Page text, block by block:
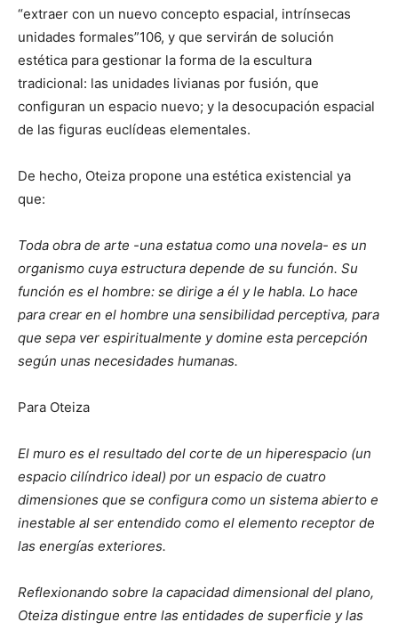
“extraer con un nuevo concepto espacial, intrínsecas
unidades formales”106, y que servirán de solución
estética para gestionar la forma de la escultura
tradicional: las unidades livianas por fusión, que
configuran un espacio nuevo; y la desocupación espacial
de las figuras euclídeas elementales.
De hecho, Oteiza propone una estética existencial ya
que:
Toda obra de arte -una estatua como una novela- es un
organismo cuya estructura depende de su función. Su
función es el hombre: se dirige a él y le habla. Lo hace
para crear en el hombre una sensibilidad perceptiva, para
que sepa ver espiritualmente y domine esta percepción
según unas necesidades humanas.
Para Oteiza
El muro es el resultado del corte de un hiperespacio (un
espacio cilíndrico ideal) por un espacio de cuatro
dimensiones que se configura como un sistema abierto e
inestable al ser entendido como el elemento receptor de
las energías exteriores.
Reflexionando sobre la capacidad dimensional del plano,
Oteiza distingue entre las entidades de superficie y las